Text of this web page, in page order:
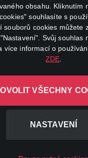
obsahu. Kliknutím
souhlasíte s
souborů cookies můžete
Svůj souhlas
více informací o
ZDE
VŠECHNY
NASTAVENÍ
R.C.S.